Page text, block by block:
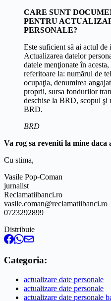
CARE SUNT
PENTRU
PERSONALE?
Este suficient să ai actul de
Actualizarea datelor
datele menţionate în
referitoare la: numărul de
ocupaţia, denumirea
proprii, sursa fondurilor
deschise la BRD, scopul şi
BRD.
BRD
Va rog sa reveniti la mine
Cu stima,
Vasile Pop-Coman
jurnalist
Reclamatiibanci.ro
vasile.coman@reclamatiibanci.ro
0723292899
Distribuie
Categoria:
actualizare date personale
actualizare date personale
actualizare date personale